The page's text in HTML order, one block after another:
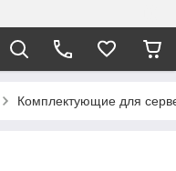
Комплектующие для